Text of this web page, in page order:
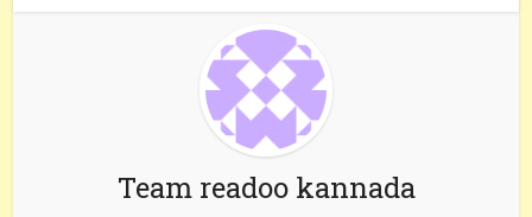
Team readoo kannada